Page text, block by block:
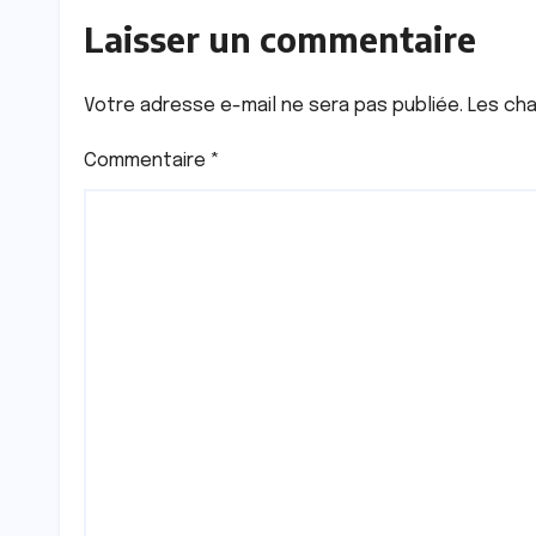
Laisser un commentaire
Votre adresse e-mail ne sera pas publiée. Les
Commentaire *